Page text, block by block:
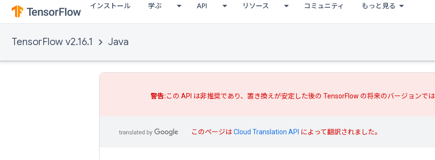
インストール 学ぶ API リソース コミュニティ もっと見る
TensorFlow v2.16.1 Java
警告:この API は非推奨であり、 置き換えが安定した後の TensorFlow の将来のバージョンでは
このページはCloud Translation API によって翻訳されました。